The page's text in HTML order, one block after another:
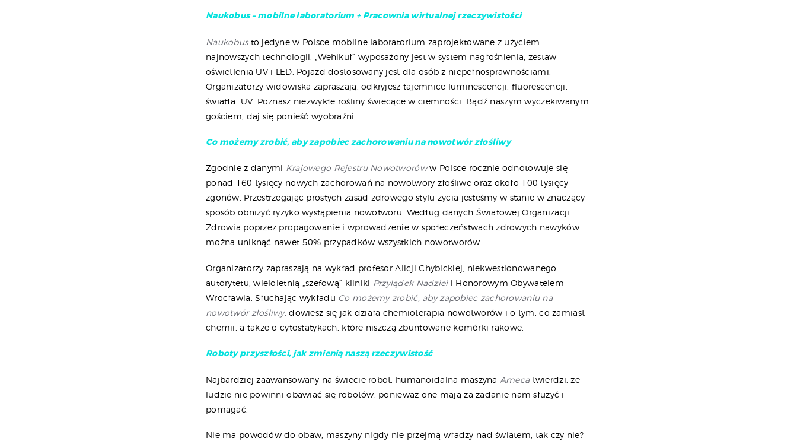
Naukobus – mobilne laboratorium + Pracownia wirtualnej rzeczywistości
Naukobusto jedyne w Polsce mobilne laboratorium zaprojektowane z użyciem
najnowszych technologii. „Wehikuł” wyposażony jest w system nagłośnienia, zestaw
oświetlenia UV i LED. Pojazd dostosowany jest dla osób z niepełnosprawnościami.
Organizatorzy widowiska zapraszają, odkryjesz tajemnice luminescencji, fluorescencji,
światła UV. Poznasz niezwykłe rośliny świecące w ciemności. Bądź naszym wyczekiwanym
gościem, daj się ponieść wyobraźni…
Co możemy zrobić, aby zapobiec zachorowaniu na nowotwór złośliwy
Zgodnie z danymi Krajowego Rejestru Nowotworóww Polsce rocznie odnotowuje się
ponad 160 tysięcy nowych zachorowań na nowotwory złośliwe oraz około 100 tysięcy
zgonów. Przestrzegając prostych zasad zdrowego stylu życia jesteśmy w stanie w znaczący
sposób obniżyć ryzyko wystąpienia nowotworu. Według danych Światowej Organizacji
Zdrowia poprzez propagowanie i wprowadzenie w społeczeństwach zdrowych nawyków
można uniknąć nawet 50% przypadków wszystkich nowotworów.
Organizatorzy zapraszają na wykład profesor Alicji Chybickiej, niekwestionowanego
autorytetu, wieloletnią „szefową” kliniki Przylądek Nadzieii Honorowym Obywatelem
Wrocławia. Słuchając wykładu Co możemy zrobić, aby zapobiec zachorowaniu na
nowotwór złośliwy,dowiesz się jak działa chemioterapia nowotworów i o tym, co zamiast
chemii, a także o cytostatykach, które niszczą zbuntowane komórki rakowe.
Roboty przyszłości, jak zmienią naszą rzeczywistość
Najbardziej zaawansowany na świecie robot, humanoidalna maszyna Amecatwierdzi, że
ludzie nie powinni obawiać się robotów, ponieważ one mają za zadanie nam służyć i
pomagać.
Nie ma powodów do obaw, maszyny nigdy nie przejmą władzy nad światem, tak czy nie?